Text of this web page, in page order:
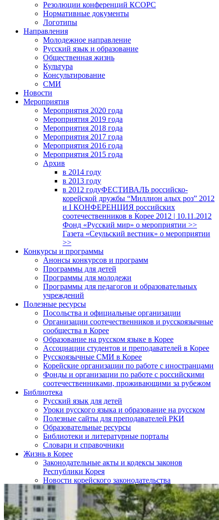
Резолюции конференций КСОРС
Нормативные документы
Логотипы
Направления
Молодежное направление
Русский язык и образование
Общественная жизнь
Культура
Консультирование
СМИ
Новости
Мероприятия
Мероприятия 2020 года
Мероприятия 2019 года
Мероприятия 2018 годa
Мероприятия 2017 года
Мероприятия 2016 года
Мероприятия 2015 года
Архив
в 2014 году
в 2013 году
в 2012 годуФЕСТИВАЛЬ российско-
корейской дружбы “Миллион алых роз” 2012
и I КОНФЕРЕНЦИЯ российских
соотечественников в Корее 2012 | 10.11.2012
Фонд «Русский мир» о мероприятии >>
Газета «Сеульский вестник» о мероприятии
>>
Конкурсы и программы
Анонсы конкурсов и программ
Программы для детей
Программы для молодежи
Программы для педагогов и образовательных
учреждений
Полезные ресурсы
Посольства и официальные организации
Организации соотечественников и русскоязычные
сообщества в Корее
Образование на русском языке в Корее
Ассоциации студентов и преподавателей в Корее
Русскоязычные СМИ в Корее
Корейские организации по работе с иностранцами
Фонды и организации по работе с российскими
соотечественниками, проживающими за рубежом
Библиотека
Русский язык для детей
Уроки русского языка и образование на русском
Полезные сайты для преподавателей РКИ
Образовательные ресурсы
Библиотеки и литературные порталы
Словари и справочники
Жизнь в Корее
Законодательные акты и кодексы законов
Республики Корея
Новости корейского законодательства
Интересные статьи о Корее
SOS!
Контакты
НАШИ ПАРТНЁРЫ